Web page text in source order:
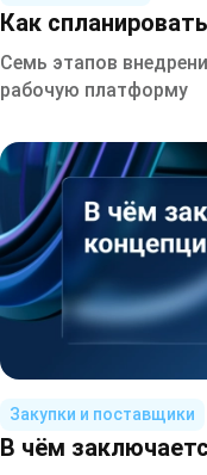
Как
Семь этапов
рабочую платформу
Закупки и поставщики
В чём